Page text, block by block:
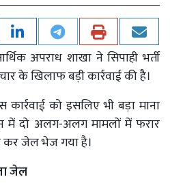
अपराध शाखा ने सिपाही भर्ती
के खिलाफ बड़ी कार्रवाई की है।
को इसलिए भी बड़ा माना
में दो अलग-अलग मामलों में फरार
कर जेल भेज गया है।
जेल